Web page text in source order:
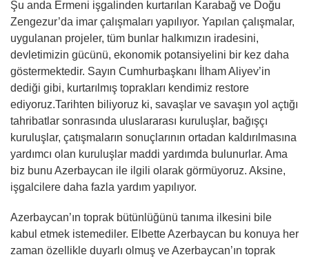
Şu anda Ermeni işgalinden kurtarılan Karabağ ve Doğu
Zengezur’da imar çalışmaları yapılıyor. Yapılan çalışmalar,
uygulanan projeler, tüm bunlar halkımızın iradesini,
devletimizin gücünü, ekonomik potansiyelini bir kez daha
göstermektedir. Sayın Cumhurbaşkanı İlham Aliyev’in
dediği gibi, kurtarılmış toprakları kendimiz restore
ediyoruz.Tarihten biliyoruz ki, savaşlar ve savaşın yol açtığı
tahribatlar sonrasında uluslararası kuruluşlar, bağışçı
kuruluşlar, çatışmaların sonuçlarının ortadan kaldırılmasına
yardımcı olan kuruluşlar maddi yardımda bulunurlar. Ama
biz bunu Azerbaycan ile ilgili olarak görmüyoruz. Aksine,
işgalcilere daha fazla yardım yapılıyor.
Azerbaycan’ın toprak bütünlüğünü tanıma ilkesini bile
kabul etmek istemediler. Elbette Azerbaycan bu konuya her
zaman özellikle duyarlı olmuş ve Azerbaycan’ın toprak